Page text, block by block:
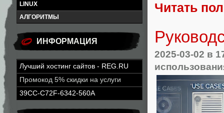
LINUX
АЛГОРИТМЫ
ИНФОРМАЦИЯ
Лучший хостинг сайтов - REG.RU
Промокод 5% скидки на услуги
39CC-C72F-6342-560A
Читать
2025-03-02 в